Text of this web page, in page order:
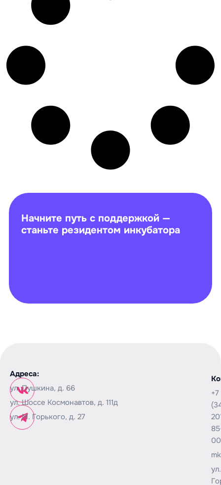
Начните путь с поддержкой —
станьте резидентом инкубатора
Адреса:
ул. Пушкина, д. 66
ул. Шоссе Космонавтов, д. 111д
ул. М. Горького, д. 27
+7
00